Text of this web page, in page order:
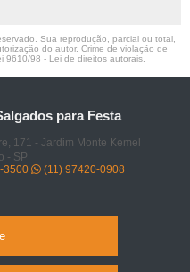
Sua reprodução, parcial ou total,
do autor. Crime de violação de
9610/98 - Lei de direitos autorais
para Festa
171 - Jardim Monte Kemel
- SP
3500 (11) 97420-0908